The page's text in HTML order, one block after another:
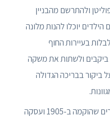
ולהתרשם מהבניין
יוכלו להנות מלונה
בעיירות החוף
ביקבים ולשתות את משקה
ביקור בבריכה הגדולה
עיירת כורים שהוקמה ב-1905 ועסקה